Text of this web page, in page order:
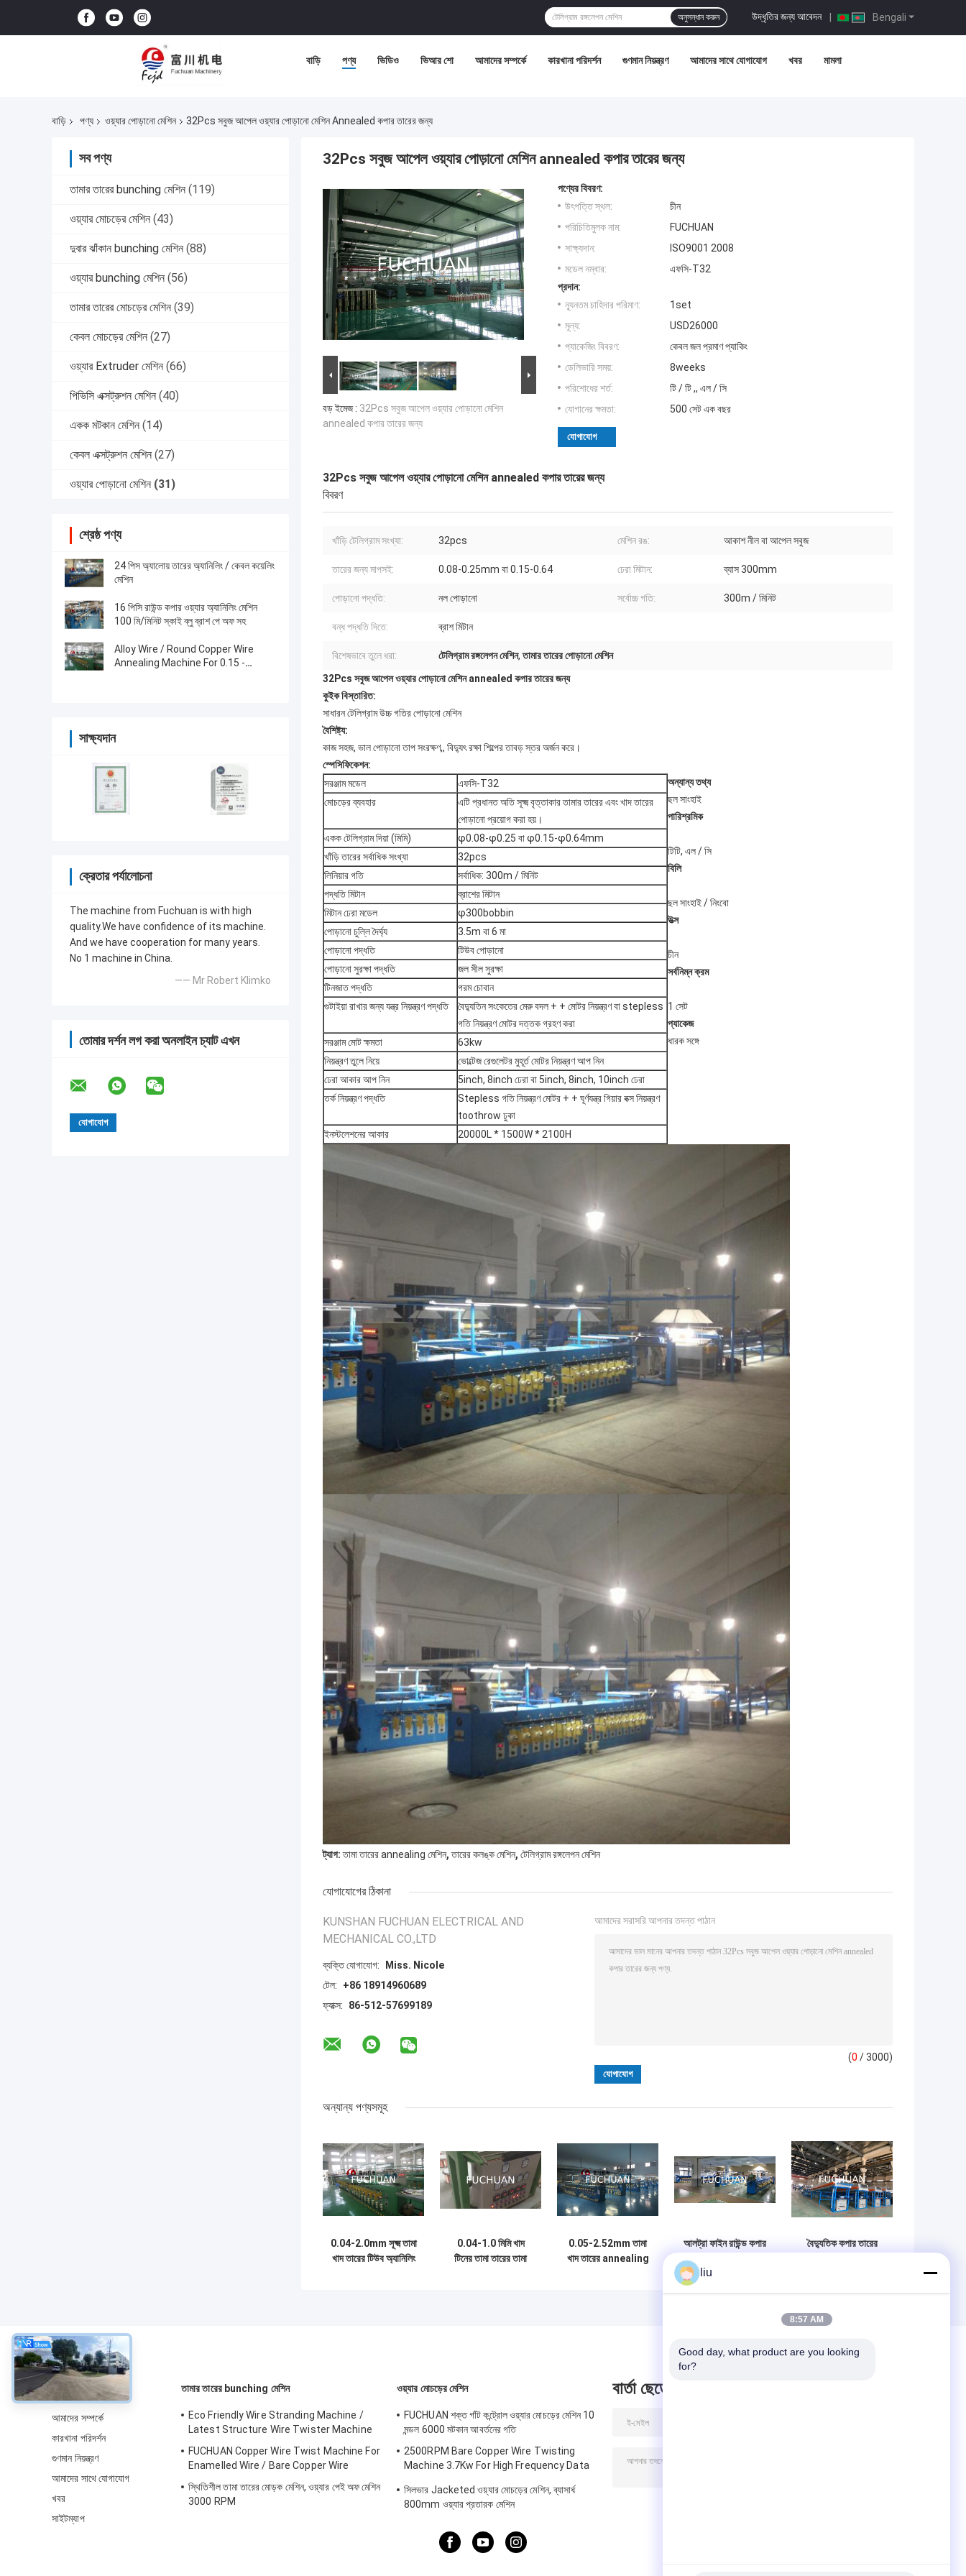
Bengali
উদ্ধৃতির জন্য আবেদন |
অনুসন্ধান করুন
বাড়ি পণ্য ভিডিও ভিআর শো আমাদের সম্পর্কে কারখানা পরিদর্শন গুণমান নিয়ন্ত্রণ আমাদের সাথে যোগাযোগ খবর মামলা
বাড়ি পণ্য ওয়্যার পোড়ানো মেশিন 32Pcs সবুজ আপেল ওয়্যার পোড়ানো মেশিন Annealed কপার তারের জন্য
সব পণ্য
তামার তারের bunching মেশিন (119)
ওয়্যার মোচড়ের মেশিন (43)
দুবার ঝাঁকান bunching মেশিন (88)
ওয়্যার bunching মেশিন (56)
তামার তারের মোচড়ের মেশিন (39)
কেবল মোচড়ের মেশিন (27)
ওয়্যার Extruder মেশিন (66)
পিভিসি এক্সট্রুশন মেশিন (40)
একক মটকান মেশিন (14)
কেবল এক্সট্রুশন মেশিন (27)
ওয়্যার পোড়ানো মেশিন (31)
শ্রেষ্ঠ পণ্য
24 পিস অ্যালোয় তারের অ্যানিলিং / কেবল কয়েলিং
মেশিন
16 পিসি রাউন্ড কপার ওয়্যার অ্যানিলিং মেশিন
100 মি/মিনিট স্কাই ব্লু ব্রাশ পে অফ সহ
Alloy Wire / Round Copper Wire
Annealing Machine For 0.15 -
সাক্ষ্যদান
ক্রেতার পর্যালোচনা
The machine from Fuchuan is with high
quality.We have confidence of its machine.
And we have cooperation for many years.
No 1 machine in China.
—— Mr Robert Klimko
তোমার দর্শন লগ করা অনলাইন চ্যাট এখন
32Pcs সবুজ আপেল ওয়্যার পোড়ানো মেশিন annealed কপার তারের জন্য
বড় ইমেজ : 32Pcs সবুজ আপেল ওয়্যার পোড়ানো মেশিন
annealed কপার তারের জন্য
পণ্যের বিবরণ:
উৎপত্তি স্থল:
চীন
পরিচিতিমুলক নাম:
FUCHUAN
সাক্ষ্যদান:
ISO9001 2008
মডেল নম্বার:
এফসি-T32
প্রদান:
ন্যূনতম চাহিদার পরিমাণ:
1set
মূল্য:
USD26000
প্যাকেজিং বিবরণ:
কেবল জল প্রমাণ প্যাকিং
ডেলিভারি সময়:
8weeks
পরিশোধের শর্ত:
টি / টি ,, এল / সি
যোগানের ক্ষমতা:
500 সেট এক বছর
যোগাযোগ
32Pcs সবুজ আপেল ওয়্যার পোড়ানো মেশিন annealed কপার তারের জন্য
বিবরণ
খাঁড়ি টেলিগ্রাম সংখ্যা: 32pcs মেশিন রঙ: আকাশ নীল বা আপেল সবুজ
তারের জন্য মাপসই: 0.08-0.25mm বা 0.15-0.64 ঢেরা মিটান: ব্যাস 300mm
পোড়ানো পদ্ধতি: নল পোড়ানো সর্বোচ্চ গতি: 300m / মিনিট
বন্ধ পদ্ধতি দিতে: ব্রাশ মিটান
বিশেষভাবে তুলে ধরা: টেলিগ্রাম রঙ্গলেপন মেশিন,তামার তারের পোড়ানো মেশিন
32Pcs সবুজ আপেল ওয়্যার পোড়ানো মেশিন annealed কপার তারের জন্য
কুইক বিস্তারিত:
সাধারন টেলিগ্রাম উচ্চ গতির পোড়ানো মেশিন
বৈশিষ্ট্য:
কাজ সহজ, ভাল পোড়ানো তাপ সংরক্ষণ,, বিদ্যুৎ রক্ষা শিল্পের তাবড় স্তর অর্জন করে।
স্পেসিফিকেশন:
সরঞ্জাম মডেল
এফসি-T32
মোচড়ের ব্যবহার
এটি প্রধানত অতি সূক্ষ্ম বৃত্তাকার তামার তারের এবং খাদ তারের
পোড়ানো প্রয়োগ করা হয়।
একক টেলিগ্রাম দিয়া (মিমি)
φ0.08-φ0.25 বা φ0.15-φ0.64mm
খাঁড়ি তারের সর্বাধিক সংখ্যা
32pcs
লিনিয়ার গতি
সর্বাধিক: 300m / মিনিট
পদ্ধতি মিটান
ব্রাশের মিটান
মিটান ঢেরা মডেল
φ300bobbin
পোড়ানো চুল্লি দৈর্ঘ্য
3.5m বা 6 মা
পোড়ানো পদ্ধতি
টিউব পোড়ানো
পোড়ানো সুরক্ষা পদ্ধতি
জল সীল সুরক্ষা
টিনজাত পদ্ধতি
গরম চোবান
গুটাইয়া রাখার জন্য যন্ত্র নিয়ন্ত্রণ পদ্ধতি
বৈদ্যুতিন সংকেতের মেরু বদল + + মোটর নিয়ন্ত্রণ বা stepless
গতি নিয়ন্ত্রণ মোটর দত্তক গ্রহণ করা
সরঞ্জাম মোট ক্ষমতা
63kw
নিয়ন্ত্রণ তুলে নিয়ে
ভোল্টেজ রেগুলেটর মুহূর্ত মোটর নিয়ন্ত্রণ আপ নিন
ঢেরা আকার আপ নিন
5inch, 8inch ঢেরা বা 5inch, 8inch, 10inch ঢেরা
তর্ক নিয়ন্ত্রণ পদ্ধতি
Stepless গতি নিয়ন্ত্রণ মোটর + + ঘূর্ণযন্ত্র গিয়ার বক্স নিয়ন্ত্রণ
toothrow ঢুকা
ইনস্টলেশনের আকার
20000L * 1500W * 2100H
অন্যান্য তথ্য
ছল সাংহাই
পারিশ্রমিক
টিটি, এল / সি
বিলি
ছল সাংহাই / নিংবো
উত্স
চীন
সর্বনিম্ন ক্রম
1 সেট
প্যাকেজ
ধারক সঙ্গে
ট্যাগ: তামা তারের annealing মেশিন, তারের কলঙ্ক মেশিন, টেলিগ্রাম রঙ্গলেপন মেশিন
যোগাযোগের ঠিকানা
KUNSHAN FUCHUAN ELECTRICAL AND
MECHANICAL CO.,LTD
ব্যক্তি যোগাযোগ:
Miss. Nicole
টেল:
+86 18914960689
ফ্যাক্স:
86-512-57699189
আমাদের সরাসরি আপনার তদন্ত পাঠান
(0 / 3000)
অন্যান্য পণ্যসমূহ
0.04-2.0mm সূক্ষ্ম তামা
খাদ তারের টিউব অ্যানিলিং
0.04-1.0 মিমি খাদ
টিনের তামা তারের তামা
0.05-2.52mm তামা
খাদ তারের annealing
আলট্রা ফাইন রাউন্ড কপার
তারের জন্য হট ডিপ টিনড
ওয়্যার অ্যানেলিং মেশিন
বৈদ্যুতিক কপার তারের
সম্বন্ধে
আমাদের সম্পর্কে
কারখানা পরিদর্শন
গুণমান নিয়ন্ত্রণ
আমাদের সাথে যোগাযোগ
খবর
সাইটম্যাপ
তামার তারের bunching মেশিন
Eco Friendly Wire Stranding Machine /
Latest Structure Wire Twister Machine
FUCHUAN Copper Wire Twist Machine For
Enamelled Wire / Bare Copper Wire
স্থিতিশীল তামা তারের মোড়ক মেশিন, ওয়্যার পেই অফ মেশিন
3000 RPM
ওয়্যার মোচড়ের মেশিন
FUCHUAN শক্ত গাঁট কন্ট্রোল ওয়্যার মোচড়ের মেশিন 10
মন্ডল 6000 মটকান আবর্তনের গতি
2500RPM Bare Copper Wire Twisting
Machine 3.7Kw For High Frequency Data
সিলভার Jacketed ওয়্যার মোচড়ের মেশিন, ব্যাসার্ধ
800mm ওয়্যার প্রতারক মেশিন
বার্তা ছেড়ে
liu
8:57 AM
Good day, what product are you looking
for?